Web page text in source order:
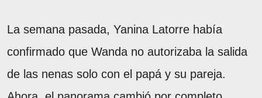
La semana pasada, Yanina Latorre había
confirmado que Wanda no autorizaba la salida
de las nenas solo con el papá y su pareja.